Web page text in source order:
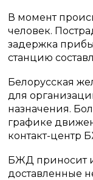
В момент
человек.
задержка
станцию
Белорусская
для
назначения.
графике
контакт-центр
БЖД приносит
доставленные